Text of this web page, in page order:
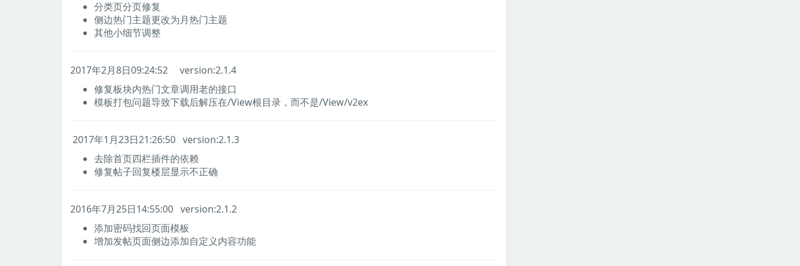
分类页分页修复
侧边热门主题更改为月热门主题
其他小细节调整
2017年2月8日09:24:52 version:2.1.4
修复板块内热门文章调用老的接口
模板打包问题导致下载后解压在/View根目录，而不是/View/v2ex
2017年1月23日21:26:50 version:2.1.3
去除首页四栏插件的依赖
修复帖子回复楼层显示不正确
2016年7月25日14:55:00 version:2.1.2
添加密码找回页面模板
增加发帖页面侧边添加自定义内容功能